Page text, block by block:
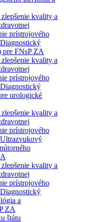
kvality a
prístrojového
FNsP ZA
kvality a
prístrojového
urologické
kvality a
prístrojového
kvality a
prístrojového
a
ZA
štátu